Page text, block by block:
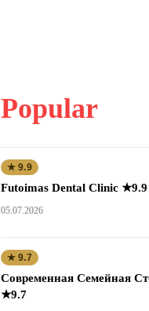
Popular
★ 9.9
Futoimas Dental Clinic ★9.9
05.07.2026
★ 9.7
Современная Семейная
★9.7